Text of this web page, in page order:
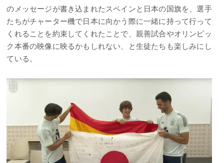
のメッセージが書き込まれたスペインと日本の国旗を、選手
たちがチャーター機で日本に向かう際に一緒に持って行って
くれることを約束してくれたことで、親善試合やオリンピッ
ク本番の映像に映るかもしれない、と生徒たちも楽しみにし
ている。